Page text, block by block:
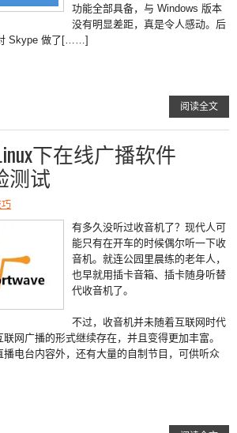
功能全部具备，与 Windows 版本
没有明显差距，真是令人感动。后
Skype 做了[……]
阅读全文
下在线广播软件
测试
有多久没听过收音机了？现代人可
能只有在开车的时候偶尔听一下收
音机。就连公园里晨练的老年人，
也早就用插卡音箱、插卡随身听替
代收音机了。
不过，收音机并未随着互联网时代
网广播的形式继续存在，并且变得更加丰富。
播电台内容外，还有大量的自制节目，可供听众